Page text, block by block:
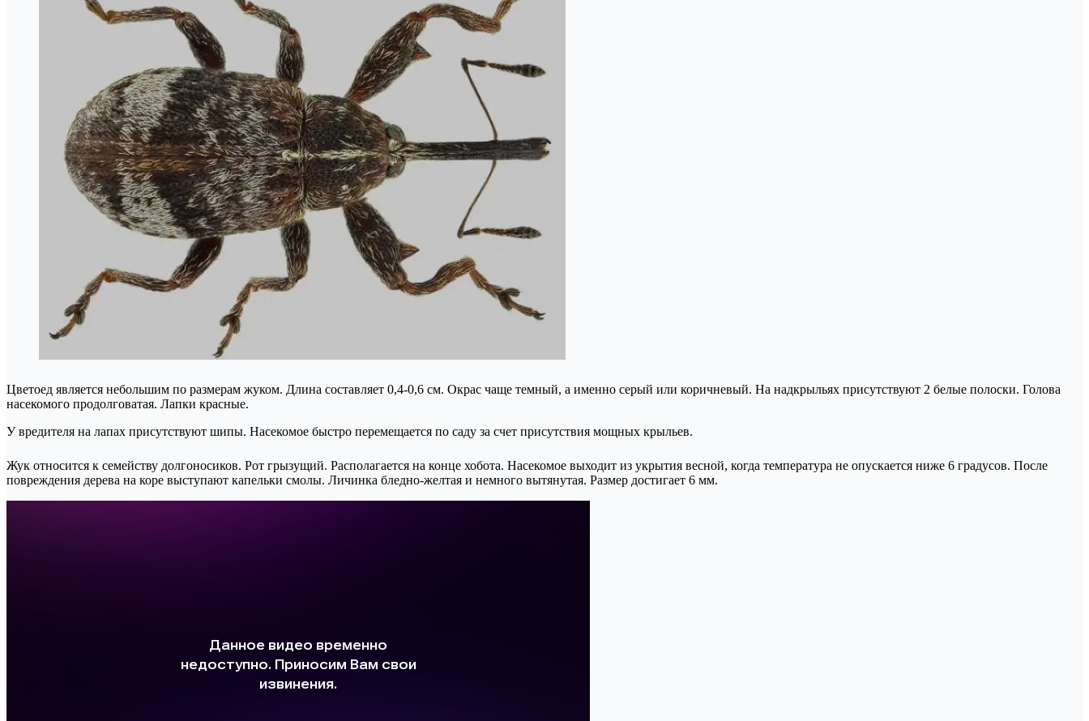
Цветоед является небольшим по размерам жуком. Длина составляет 0,4-0,6 см. Окрас чаще темный, а именно серый или коричневый. На надкрыльях присутствуют 2 белые полоски. Голова
насекомого продолговатая. Лапки красные.
У вредителя на лапах присутствуют шипы. Насекомое быстро перемещается по саду за счет присутствия мощных крыльев.
Жук относится к семейству долгоносиков. Рот грызущий. Располагается на конце хобота. Насекомое выходит из укрытия весной, когда температура не опускается ниже 6 градусов. После
повреждения дерева на коре выступают капельки смолы. Личинка бледно-желтая и немного вытянутая. Размер достигает 6 мм.